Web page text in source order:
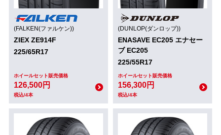
(FALKEN(ファルケン))
ZIEX ZE914F
225/65R17
ホイールセット販売価格
126,500円
税込/4本
(DUNLOP(ダンロップ))
ENASAVE EC205 エナセー
ブ EC205
225/55R17
ホイールセット販売価格
156,300円
税込/4本